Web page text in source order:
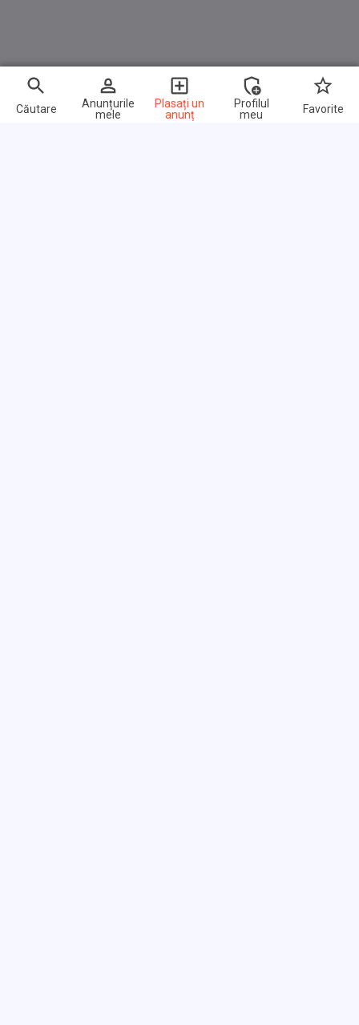
Căutare
Anunțurile
mele
Plasați un
anunț
Profilul
meu
Favorite